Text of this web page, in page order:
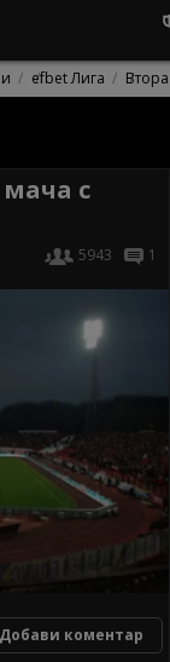
efbet Лига
с
5943 1
Добави коментар